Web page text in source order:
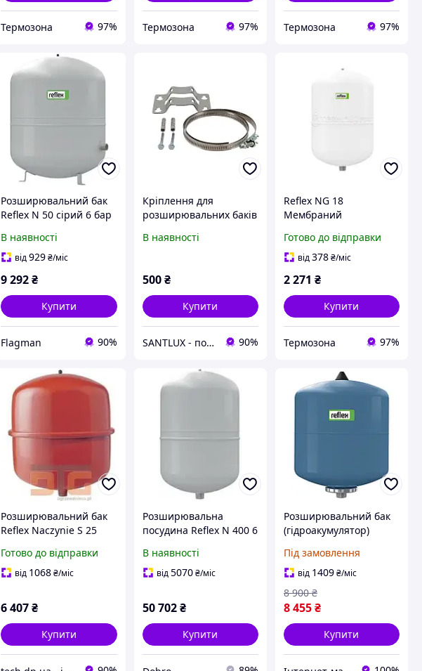
Термозона 97% Термозона 97% Термозона 97%
Розширювальний бак
Reflex N 50 сірий 6 бар
В наявності
від929₴/міс
9 292₴
Купити
Flagman 90%
Кріплення для
розширювальних баків
В наявності
500 ₴
Купити
SANTLUX - постачальник інженерної сантехніки та інструментів 90%
Reflex NG 18
Мембраний
Готово до відправки
від378₴/міс
2 271 ₴
Купити
Термозона 97%
Розширювальний бак
Reflex Naczynie S 25
Готово до відправки
від 1068₴/міс
6 407₴
Купити
Розширювальна
посудина Reflex N 400 6
В наявності
від5070 ₴/міс
50 702 ₴
Купити
Розширювальний бак
(гідроакумулятор)
(7303900)
Під замовлення
від 1409₴/міс
8 455₴
8 900 ₴
Купити